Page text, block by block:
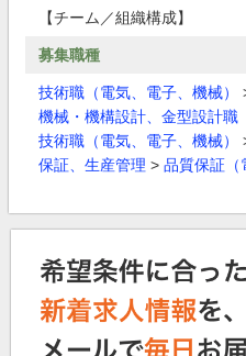
【チーム／組織構成】
募集職種
技術職（電気、電子、機械）
機械・機構設計、金型設計職
技術職（電気、電子、機械）
保証、生産管理 > 品質保証（